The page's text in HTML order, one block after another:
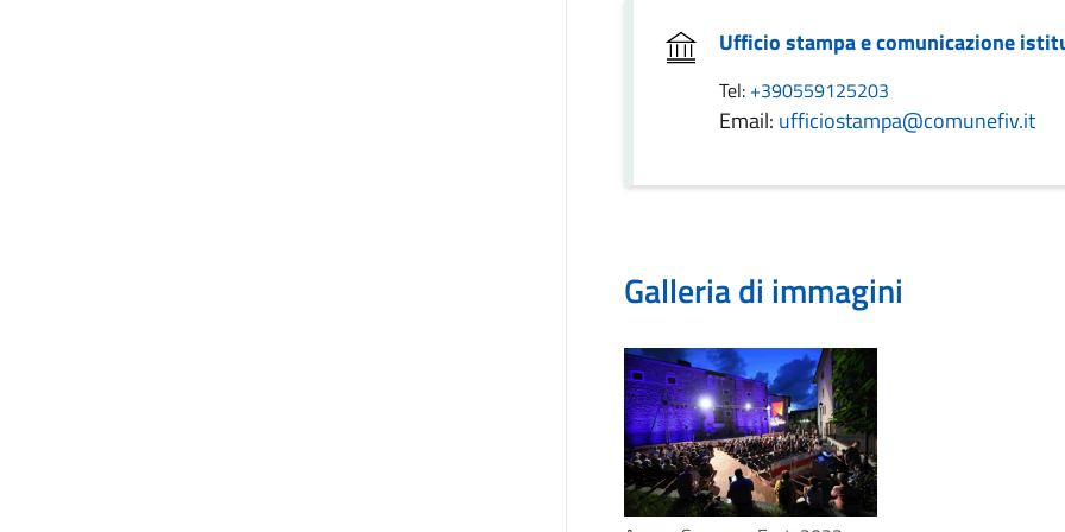
Ufficio stampa e comunicazione
Tel: +390559125203
Email: ufficiostampa@comunefiv.it
Galleria di immagini